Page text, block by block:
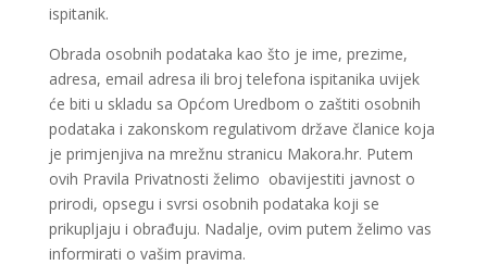
ispitanik.
Obrada osobnih podataka kao što je ime, prezime,
adresa, email adresa ili broj telefona ispitanika uvijek
će biti u skladu sa Općom Uredbom o zaštiti osobnih
podataka i zakonskom regulativom države članice koja
je primjenjiva na mrežnu stranicu Makora.hr. Putem
ovih Pravila Privatnosti želimo obavijestiti javnost o
prirodi, opsegu i svrsi osobnih podataka koji se
prikupljaju i obrađuju. Nadalje, ovim putem želimo vas
informirati o vašim pravima.